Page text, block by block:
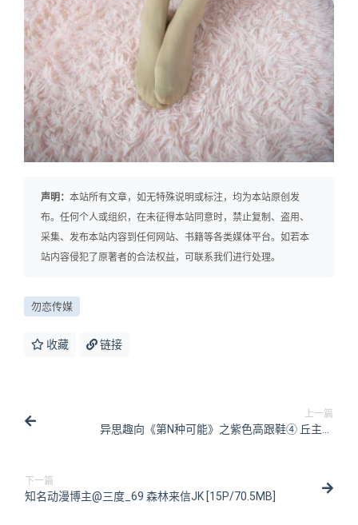
声明： 本站所有文章，如无特殊说明或标注，均为本站原创发
布。任何个人或组织，在未征得本站同意时，禁止复制、盗用、
采集、发布本站内容到任何网站、书籍等各类媒体平台。如若本
站内容侵犯了原著者的合法权益，可联系我们进行处理。
勿恋传媒
收藏 链接
上一篇
异思趣向《第N种可能》之紫色高跟鞋④ 丘主管
下一篇
知名动漫博主@三度_69 森林来信JK [15P/70.5MB]